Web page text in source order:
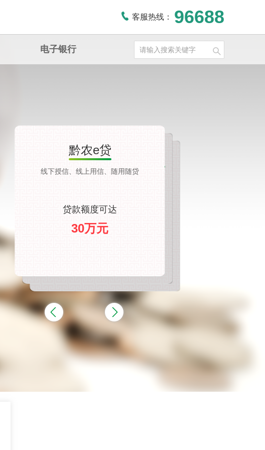
客服热线： 96688
电子银行
黔农e贷
线下授信、线上用信、随用随贷
贷款额度可达
30万元
贷款额度可达
30万元
易贷通·薪易贷
贷款额度可达